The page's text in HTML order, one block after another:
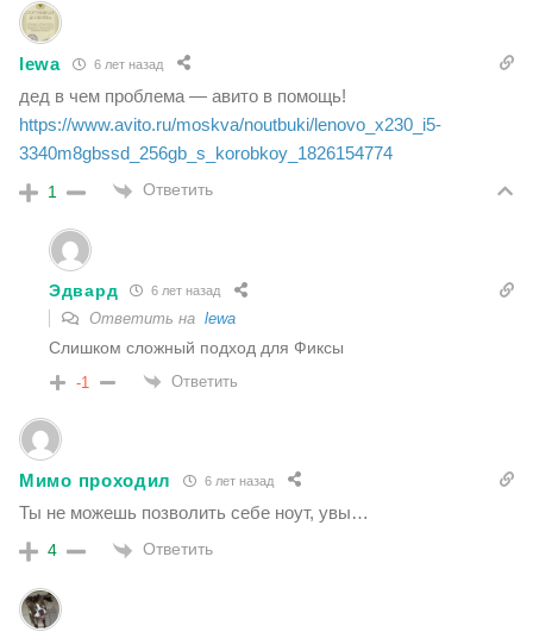
lewa 6 лет назад
дед в чем проблема — авито в помощь!
https://www.avito.ru/moskva/noutbuki/lenovo_x230_i5-
3340m8gbssd_256gb_s_korobkoy_1826154774
1 Ответить
Эдвард 6 лет назад
Ответить на lewa
Слишком сложный подход для Фиксы
-1 Ответить
Мимо проходил 6 лет назад
Ты не можешь позволить себе ноут, увы…
4 Ответить